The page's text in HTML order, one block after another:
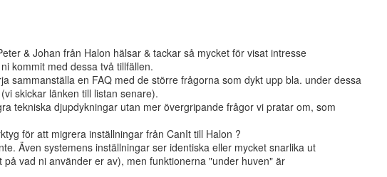
& Johan från Halon hälsar & tackar så mycket för visat intresse
kommit med dessa två tillfällen.
sammanställa en FAQ med de större frågorna som dykt upp bla. under dessa
skickar länken till listan senare).
tekniska djupdykningar utan mer övergripande frågor vi pratar om, som
för att migrera inställningar från CanIt till Halon ?
på vad ni använder er av), men funktionerna "under huven" är